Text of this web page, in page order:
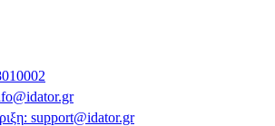
: support@idator.gr